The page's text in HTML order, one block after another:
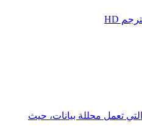
تعمل محللة بيانات، حيث